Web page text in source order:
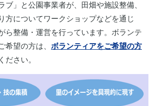
ブ」と公園事業者が、田畑や施設整備、
方についてワークショップなどを通じ
ら整備・運営を行っています。ボランテ
希望の方は、 ボランティアをご希望の方
ださい。